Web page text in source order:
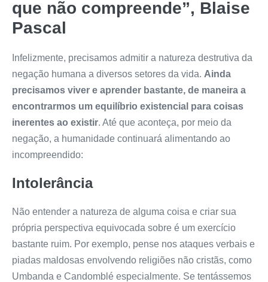
que não compreende”, Blaise
Pascal
Infelizmente, precisamos admitir a natureza destrutiva da
negação humana a diversos setores da vida. Ainda
precisamos viver e aprender bastante, de maneira a
encontrarmos um equilíbrio existencial para coisas
inerentes ao existir. Até que aconteça, por meio da
negação, a humanidade continuará alimentando ao
incompreendido:
Intolerância
Não entender a natureza de alguma coisa e criar sua
própria perspectiva equivocada sobre é um exercício
bastante ruim. Por exemplo, pense nos ataques verbais e
piadas maldosas envolvendo religiões não cristãs, como
Umbanda e Candomblé especialmente. Se tentássemos